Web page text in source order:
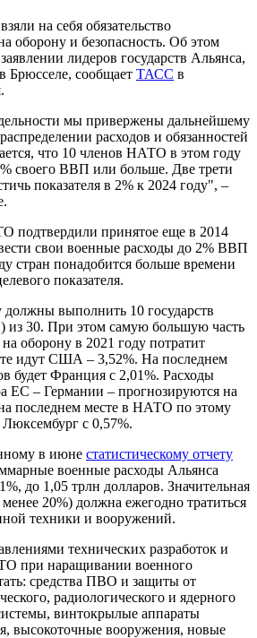
на себя обязательство
оборону и безопасность. Об этом
лидеров государств Альянса,
Брюсселе, сообщает ТАСС в
мы привержены дальнейшему
расходов и обязанностей
что 10 членов НАТО в этом году
своего ВВП или больше. Две трети
показателя в 2% к 2024 году", –
подтвердили принятое еще в 2014
свои военные расходы до 2% ВВП
стран понадобится больше времени
показателя.
должны выполнить 10 государств
30. При этом самую большую часть
оборону в 2021 году потратит
идут США – 3,52%. На последнем
будет Франция с 2,01%. Расходы
ЕС – Германии – прогнозируются на
последнем месте в НАТО по этому
Люксембург с 0,57%.
в июне статистическому отчету
военные расходы Альянса
до 1,05 трлн долларов. Значительная
менее 20%) должна ежегодно тратиться
техники и вооружений.
технических разработок и
при наращивании военного
средства ПВО и защиты от
радиологического и ядерного
винтокрылые аппараты
высокоточные вооружения, новые